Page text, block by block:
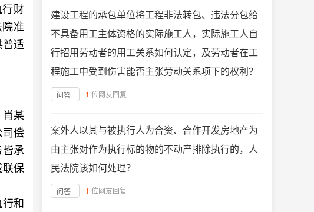
财
准
适
某
偿
承
保
和
建设工程的承包单位将工程非法转包、违法分包给
不具备用工主体资格的实际施工人，实际施工人自
行招用劳动者的用工关系如何认定，及劳动者在工
程施工中受到伤害能否主张劳动关系项下的权利？
问答 1 位网友回复
案外人以其与被执行人为合资、合作开发房地产为
由主张对作为执行标的物的不动产排除执行的，人
民法院该如何处理？
问答 1 位网友回复